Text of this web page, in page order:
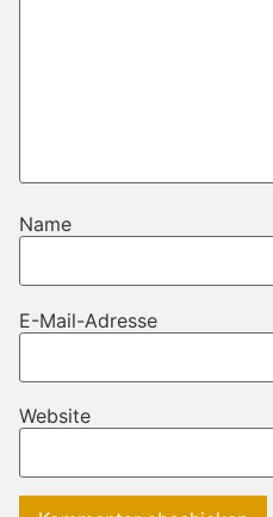
Name
E-Mail-Adresse
Website